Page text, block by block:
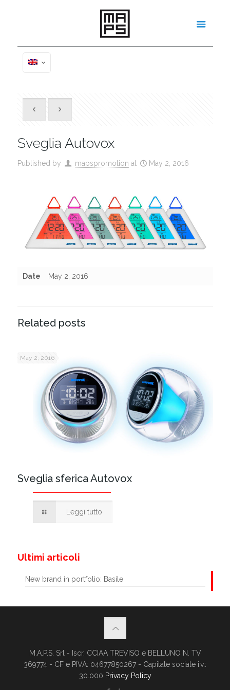
Sveglia Autovox
Published by mapspromotion at May 2, 2016
Date May 2, 2016
Related posts
May 2, 2016
Sveglia sferica Autovox
Leggi tutto
Ultimi articoli
New brand in portfolio: Basile
M.A.P.S. Srl - Iscr. CCIAA TREVISO e BELLUNO N. TV
369774 - CF e PIVA: 04677850267 - Capitale sociale i.v.:
30.000 Privacy Policy